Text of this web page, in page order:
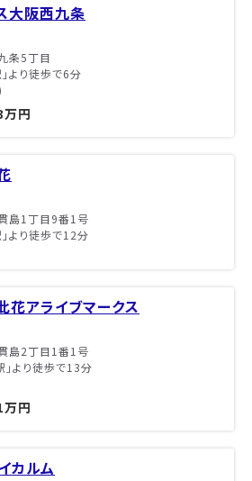
大阪西九条
条5丁目
より徒歩で6分
円
島1丁目9番1号
より徒歩で12分
花アライブマークス
島2丁目1番1号
より徒歩で13分
円
カルム